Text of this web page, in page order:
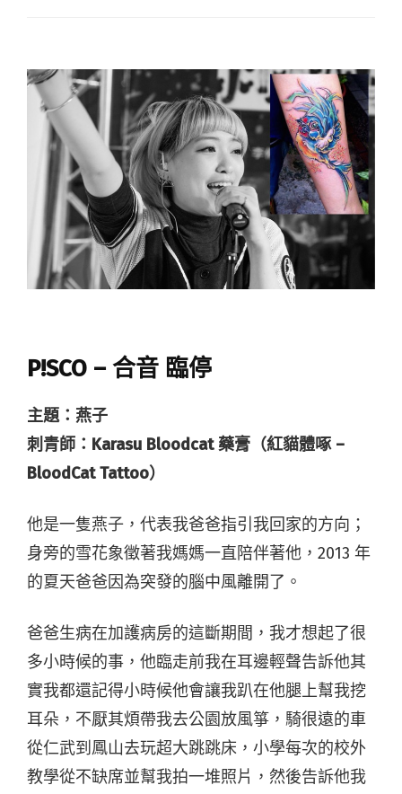
P!SCO – 合音 臨停
主題：燕子
刺青師：Karasu Bloodcat 藥膏（紅貓體啄 –
BloodCat Tattoo）
他是一隻燕子，代表我爸爸指引我回家的方向；
身旁的雪花象徵著我媽媽一直陪伴著他，2013 年
的夏天爸爸因為突發的腦中風離開了。
爸爸生病在加護病房的這斷期間，我才想起了很
多小時候的事，他臨走前我在耳邊輕聲告訴他其
實我都還記得小時候他會讓我趴在他腿上幫我挖
耳朵，不厭其煩帶我去公園放風箏，騎很遠的車
從仁武到鳳山去玩超大跳跳床，小學每次的校外
教學從不缺席並幫我拍一堆照片，然後告訴他我